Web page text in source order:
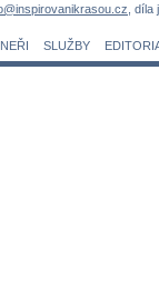
,
SLUŽBY